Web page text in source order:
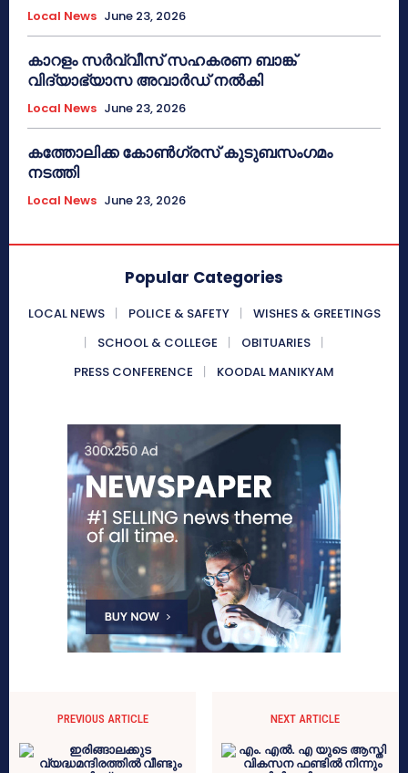
Local News June 23, 2026
കാറളം സർവ്വീസ് സഹകരണ ബാങ്ക്
വിദ്യാഭ്യാസ അവാർഡ് നൽകി
Local News June 23, 2026
കത്തോലിക്ക കോൺഗ്രസ് കുടുബസംഗമം
നടത്തി
Local News June 23, 2026
Popular Categories
LOCAL NEWS POLICE & SAFETY
WISHES & GREETINGS
SCHOOL & COLLEGE
OBITUARIES
PRESS CONFERENCE
KOODAL MANIKYAM
PREVIOUS ARTICLE NEXT ARTICLE